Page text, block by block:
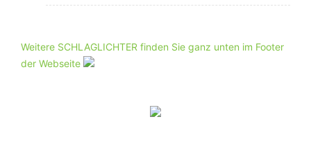
Weitere SCHLAGLICHTER finden Sie ganz unten im Footer
der Webseite